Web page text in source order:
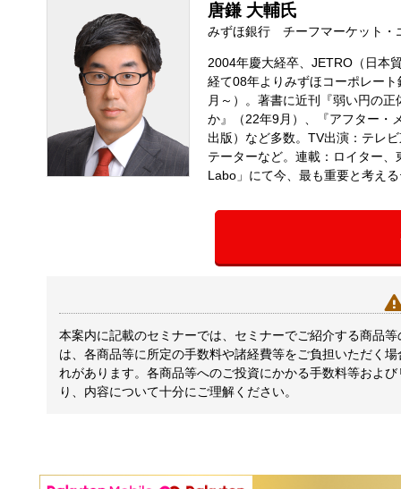
唐鎌 大輔氏
みずほ銀行 チーフマーケット・
2004年慶大経卒、JETRO（日本
経て08年よりみずほコーポレー
月～）。著書に近刊『弱い円の
か』（22年9月）、『アフター・
出版）など多数。TV出演：テレ
テーターなど。連載：ロイター
Labo」にて今、最も重要と考え
本案内に記載のセミナーでは、セミナーでご紹介する商品
は、各商品等に所定の手数料や諸経費等をご負担いただく
れがあります。各商品等へのご投資にかかる手数料等およ
り、内容について十分にご理解ください。